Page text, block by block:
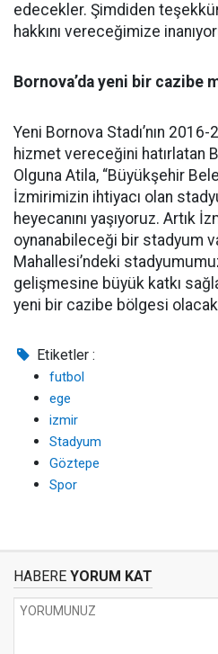
edecekler. Şimdiden
hakkını vereceğimize
Bornova’da yeni bir cazibe
Yeni Bornova Stadı’nın
hizmet vereceğini hatırlatan
Olguna Atila, “Büyükşehir
İzmirimizin ihtiyacı olan
heyecanını yaşıyoruz. Artık
oynanabileceği bir stadyum
Mahallesi’ndeki
gelişmesine büyük katkı
yeni bir cazibe bölgesi
Etiketler :
futbol
ege
izmir
Stadyum
Göztepe
Spor
HABERE YORUM KAT